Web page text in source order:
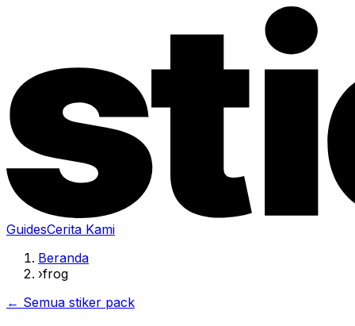
GuidesCerita Kami
Beranda
›frog
← Semua stiker pack